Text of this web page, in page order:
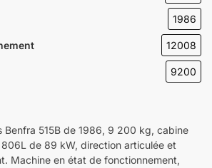
1986
12008
9200
Benfra 515B de 1986, 9 200 kg, cabine
de 89 kW, direction articulée et
Machine en état de fonctionnement,